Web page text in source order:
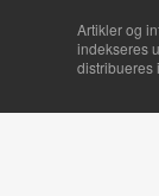
Artikler og
indekseres
distribueres